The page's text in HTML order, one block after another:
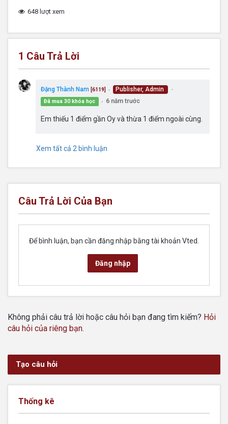
648 lượt xem
1 Câu Trả Lời
Đặng Thành Nam [6119] ● Publisher, Admin ●
Đã mua 30 khóa học ● 6 năm trước
Em thiếu 1 điểm gần Oy và thừa 1 điểm ngoài cùng.
Xem tất cả 2 bình luận
Câu Trả Lời Của Bạn
Để bình luận, bạn cần đăng nhập bằng tài khoản Vted.
Đăng nhập
Không phải câu trả lời hoặc câu hỏi bạn đang tìm kiếm? Hỏi
câu hỏi của riêng bạn.
Tạo câu hỏi
Thống kê